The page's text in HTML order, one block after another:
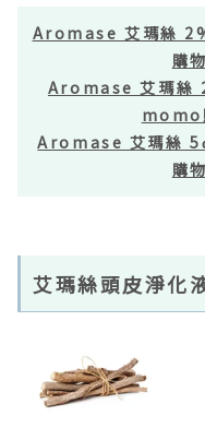
Aromase 艾瑪絲
購
Aromase 艾瑪絲
momo
Aromase 艾瑪絲
購
艾瑪絲頭皮淨化